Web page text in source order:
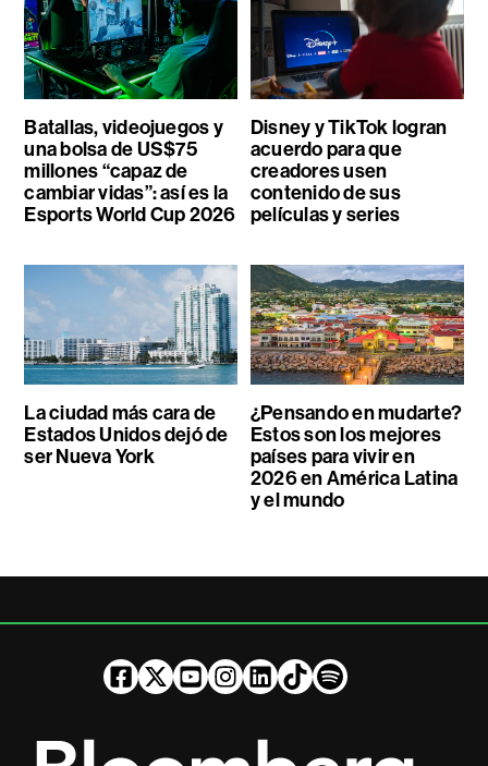
Batallas, videojuegos y
una bolsa de US$75
millones “capaz de
cambiar vidas”: así es la
Esports World Cup 2026
Disney y TikTok logran
acuerdo para que
creadores usen
contenido de sus
películas y series
La ciudad más cara de
Estados Unidos dejó de
ser Nueva York
¿Pensando en mudarte?
Estos son los mejores
países para vivir en
2026 en América Latina
y el mundo